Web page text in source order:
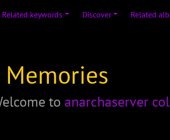
Related keywords Discover Related
to anarchaserver